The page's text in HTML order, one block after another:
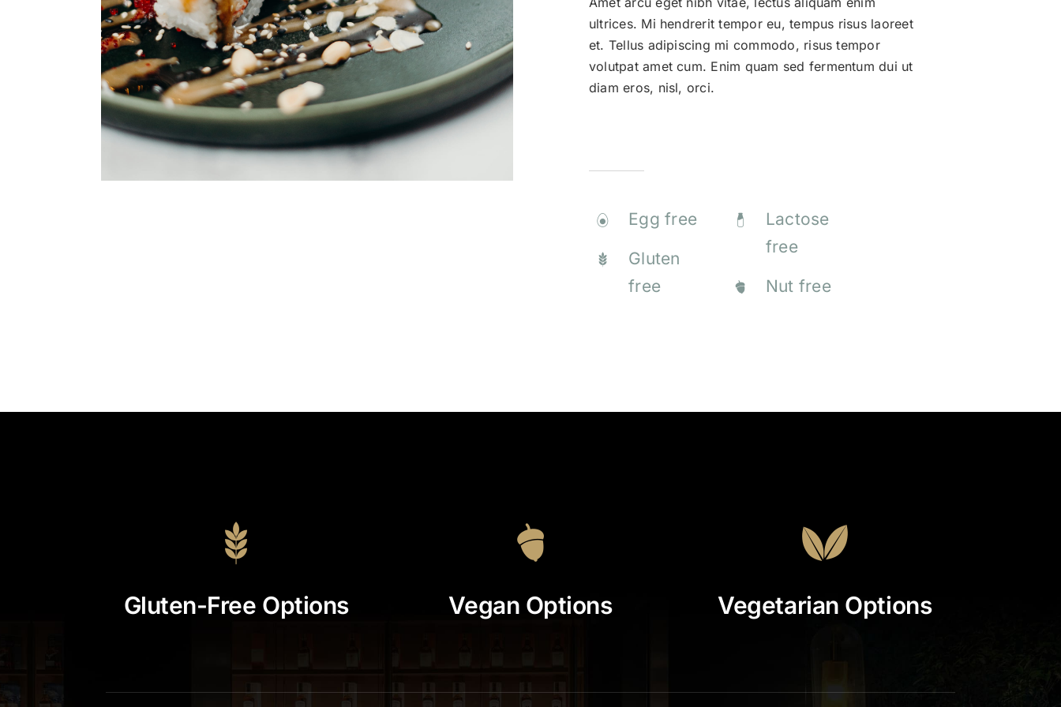
ultrices. Mi hendrerit tempor eu, tempus risus laoreet
et. Tellus adipiscing mi commodo, risus tempor
volutpat amet cum. Enim quam sed fermentum dui ut
diam eros, nisl, orci.
Egg free
Gluten
free
Lactose
free
Nut free
Gluten-Free Options Vegan Options Vegetarian Options